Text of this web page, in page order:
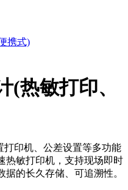
(热敏打印、
打印机、公差设置等多功能
热敏打印机，支持现场即时
的长久存储、可追溯性。